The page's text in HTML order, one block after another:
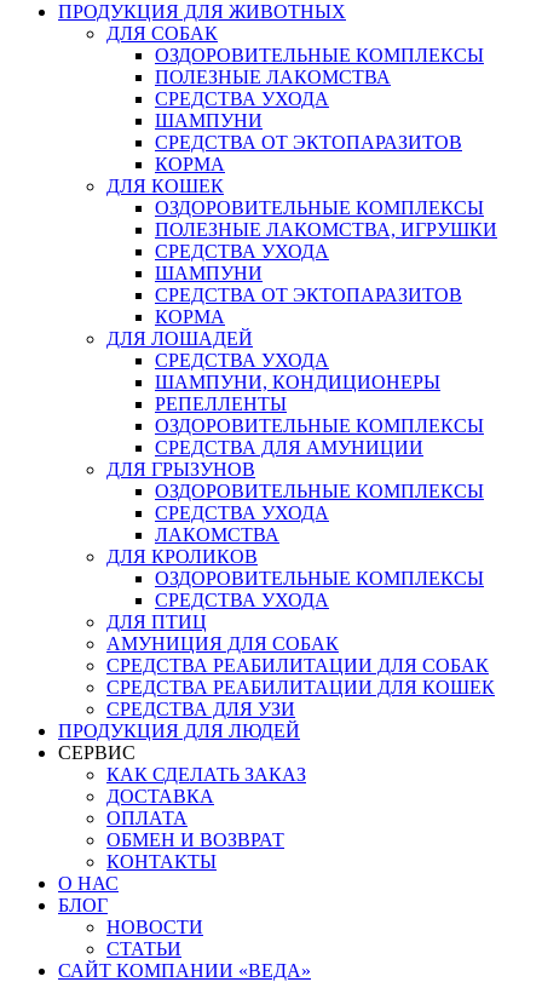
ПРОДУКЦИЯ ДЛЯ ЖИВОТНЫХ
ДЛЯ СОБАК
ОЗДОРОВИТЕЛЬНЫЕ КОМПЛЕКСЫ
ПОЛЕЗНЫЕ ЛАКОМСТВА
СРЕДСТВА УХОДА
ШАМПУНИ
СРЕДСТВА ОТ ЭКТОПАРАЗИТОВ
КОРМА
ДЛЯ КОШЕК
ОЗДОРОВИТЕЛЬНЫЕ КОМПЛЕКСЫ
ПОЛЕЗНЫЕ ЛАКОМСТВА, ИГРУШКИ
СРЕДСТВА УХОДА
ШАМПУНИ
СРЕДСТВА ОТ ЭКТОПАРАЗИТОВ
КОРМА
ДЛЯ ЛОШАДЕЙ
СРЕДСТВА УХОДА
ШАМПУНИ, КОНДИЦИОНЕРЫ
РЕПЕЛЛЕНТЫ
ОЗДОРОВИТЕЛЬНЫЕ КОМПЛЕКСЫ
СРЕДСТВА ДЛЯ АМУНИЦИИ
ДЛЯ ГРЫЗУНОВ
ОЗДОРОВИТЕЛЬНЫЕ КОМПЛЕКСЫ
СРЕДСТВА УХОДА
ЛАКОМСТВА
ДЛЯ КРОЛИКОВ
ОЗДОРОВИТЕЛЬНЫЕ КОМПЛЕКСЫ
СРЕДСТВА УХОДА
ДЛЯ ПТИЦ
АМУНИЦИЯ ДЛЯ СОБАК
СРЕДСТВА РЕАБИЛИТАЦИИ ДЛЯ СОБАК
СРЕДСТВА РЕАБИЛИТАЦИИ ДЛЯ КОШЕК
СРЕДСТВА ДЛЯ УЗИ
ПРОДУКЦИЯ ДЛЯ ЛЮДЕЙ
СЕРВИС
КАК СДЕЛАТЬ ЗАКАЗ
ДОСТАВКА
ОПЛАТА
ОБМЕН И ВОЗВРАТ
КОНТАКТЫ
О НАС
БЛОГ
НОВОСТИ
СТАТЬИ
САЙТ КОМПАНИИ «ВЕДА»